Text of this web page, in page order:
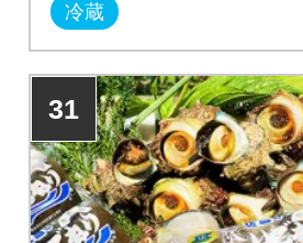
冷蔵
31